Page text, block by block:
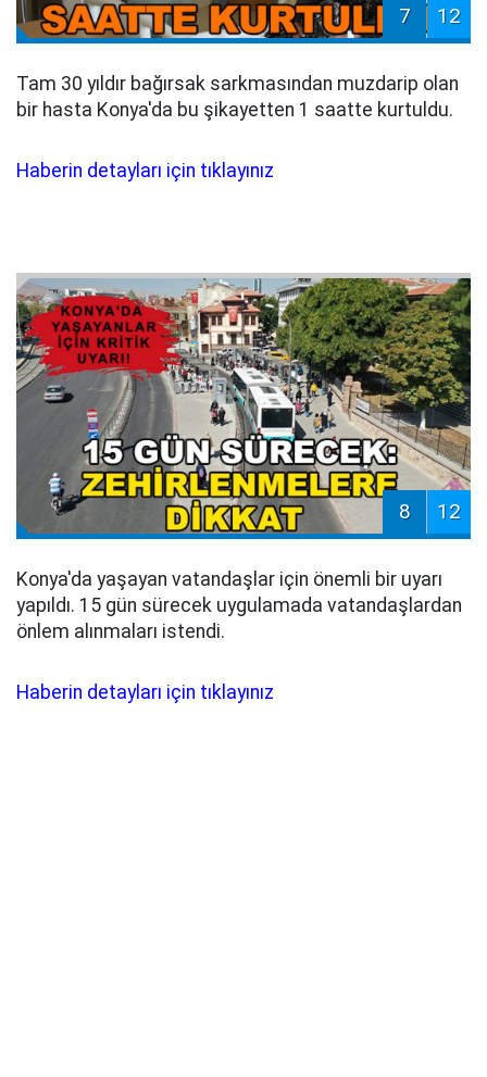
7 12
Tam 30 yıldır bağırsak sarkmasından muzdarip olan
bir hasta Konya'da bu şikayetten 1 saatte kurtuldu.
Haberin detayları için tıklayınız
8 12
Konya'da yaşayan vatandaşlar için önemli bir uyarı
yapıldı. 15 gün sürecek uygulamada vatandaşlardan
önlem alınmaları istendi.
Haberin detayları için tıklayınız